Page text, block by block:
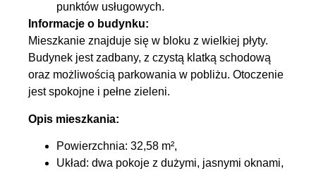
punktów usługowych.
Informacje o budynku:
Mieszkanie znajduje się w bloku z wielkiej płyty.
Budynek jest zadbany, z czystą klatką schodową
oraz możliwością parkowania w pobliżu. Otoczenie
jest spokojne i pełne zieleni.
Opis mieszkania:
Powierzchnia: 32,58 m²,
Układ: dwa pokoje z dużymi, jasnymi oknami,